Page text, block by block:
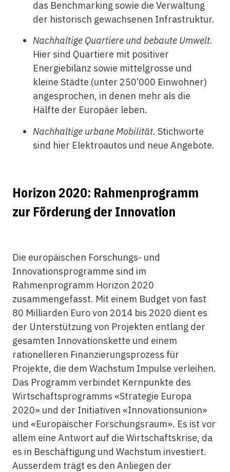
das Benchmarking sowie die Verwaltung
der historisch gewachsenen Infrastruktur.
Nachhaltige Quartiere und bebaute Umwelt.
Hier sind Quartiere mit positiver
Energiebilanz sowie mittelgrosse und
kleine Städte (unter 250’000 Einwohner)
angesprochen, in denen mehr als die
Hälfte der Europäer leben.
Nachhaltige urbane Mobilität. Stichworte
sind hier Elektroautos und neue Angebote.
Horizon 2020: Rahmenprogramm
zur Förderung der Innovation
Die europäischen Forschungs- und
Innovationsprogramme sind im
Rahmenprogramm Horizon 2020
zusammengefasst. Mit einem Budget von fast
80 Milliarden Euro von 2014 bis 2020 dient es
der Unterstützung von Projekten entlang der
gesamten Innovationskette und einem
rationelleren Finanzierungsprozess für
Projekte, die dem Wachstum Impulse verleihen.
Das Programm verbindet Kernpunkte des
Wirtschaftsprogramms «Strategie Europa
2020» und der Initiativen «Innovationsunion»
und «Europäischer Forschungsraum». Es ist vor
allem eine Antwort auf die Wirtschaftskrise, da
es in Beschäftigung und Wachstum investiert.
Ausserdem trägt es den Anliegen der